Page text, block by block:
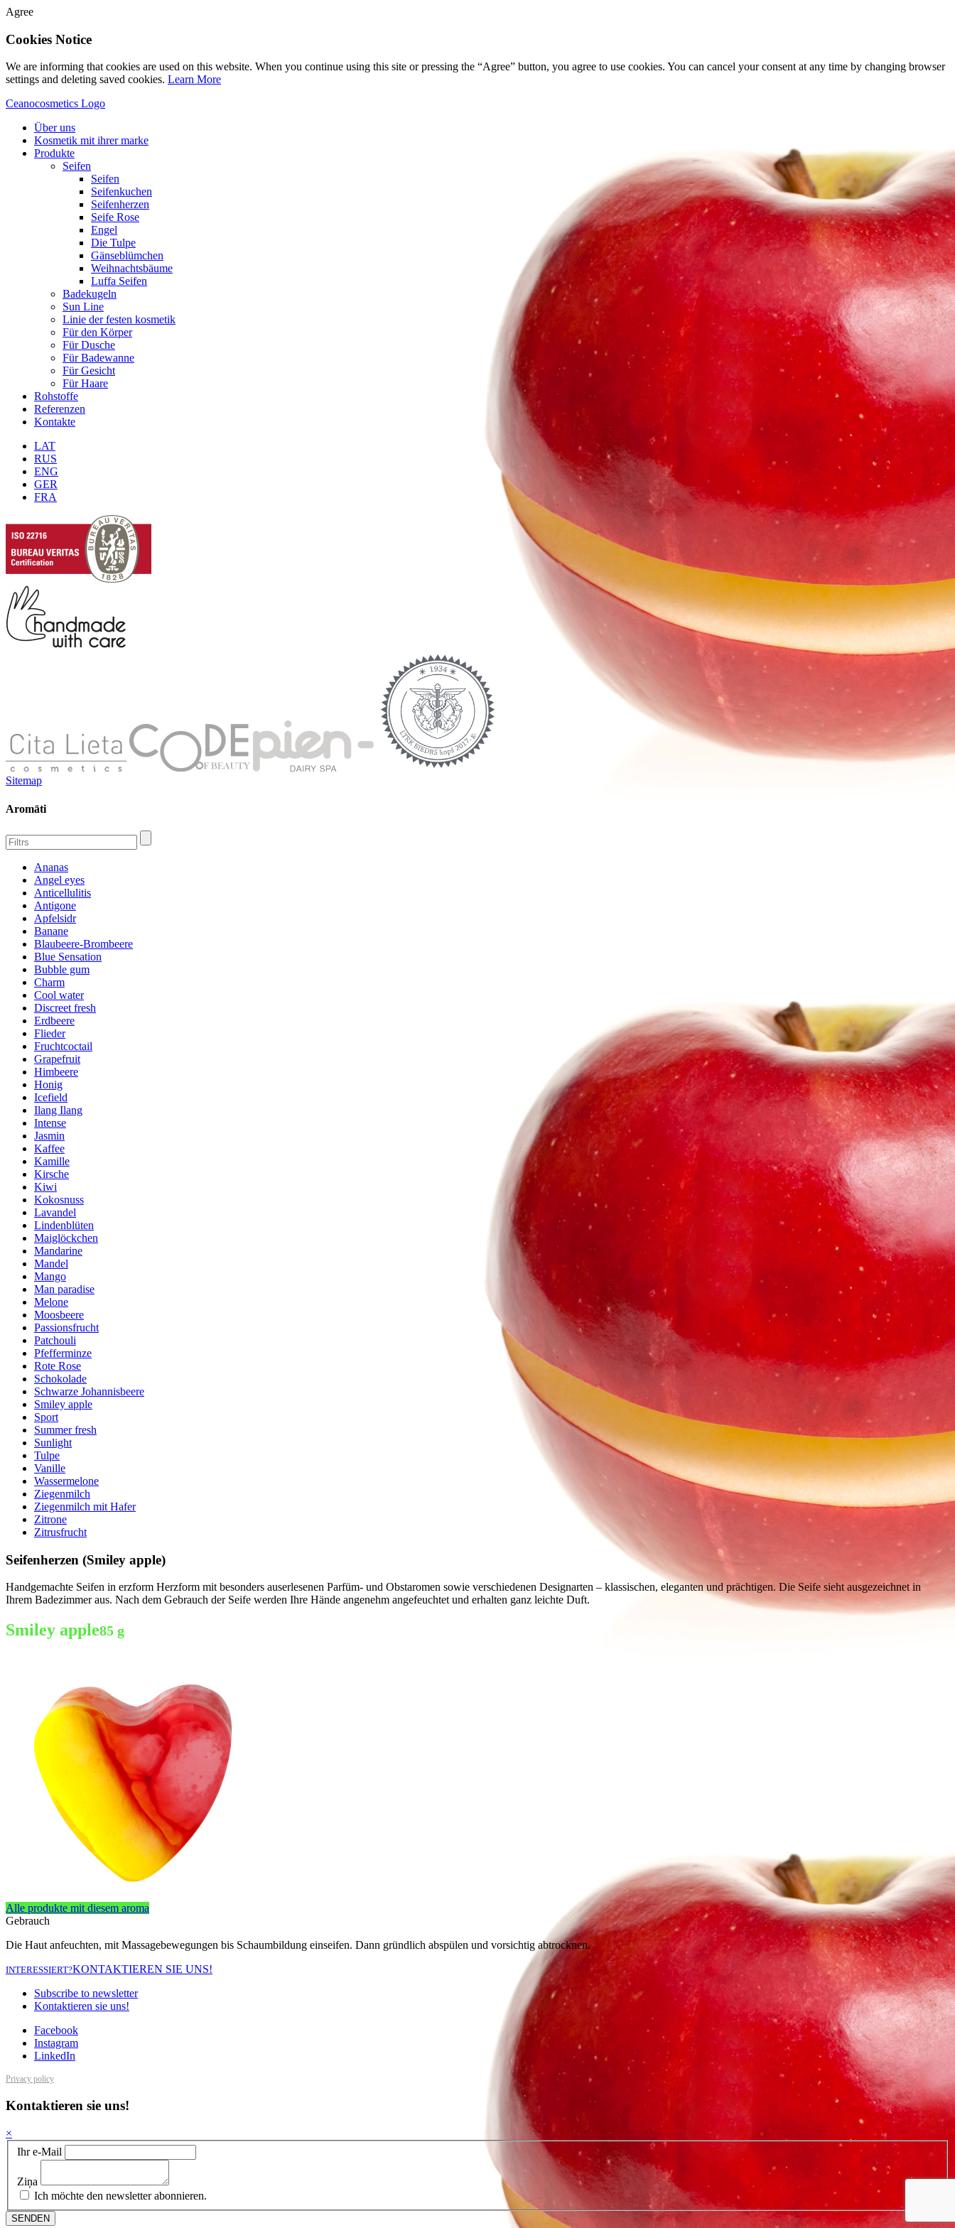
Agree
Cookies Notice
We are informing that cookies are used on this website. When you continue using this site or pressing the “Agree” button, you agree to use cookies. You can cancel your consent at any time by changing browser
settings and deleting saved cookies. Learn More
Ceanocosmetics Logo
Über uns
Kosmetik mit ihrer marke
Produkte
Seifen
Seifen
Seifenkuchen
Seifenherzen
Seife Rose
Engel
Die Tulpe
Gänseblümchen
Weihnachtsbäume
Luffa Seifen
Badekugeln
Sun Line
Linie der festen kosmetik
Für den Körper
Für Dusche
Für Badewanne
Für Gesicht
Für Haare
Rohstoffe
Referenzen
Kontakte
LAT
RUS
ENG
GER
FRA
Sitemap
Aromāti
Ananas
Angel eyes
Anticellulitis
Antigone
Apfelsidr
Banane
Blaubeere-Brombeere
Blue Sensation
Bubble gum
Charm
Cool water
Discreet fresh
Erdbeere
Flieder
Fruchtcoctail
Grapefruit
Himbeere
Honig
Icefield
Ilang Ilang
Intense
Jasmin
Kaffee
Kamille
Kirsche
Kiwi
Kokosnuss
Lavandel
Lindenblüten
Maiglöckchen
Mandarine
Mandel
Mango
Man paradise
Melone
Moosbeere
Passionsfrucht
Patchouli
Pfefferminze
Rote Rose
Schokolade
Schwarze Johannisbeere
Smiley apple
Sport
Summer fresh
Sunlight
Tulpe
Vanille
Wassermelone
Ziegenmilch
Ziegenmilch mit Hafer
Zitrone
Zitrusfrucht
Seifenherzen (Smiley apple)
Handgemachte Seifen in erzform Herzform mit besonders auserlesenen Parfüm- und Obstaromen sowie verschiedenen Designarten – klassischen, eleganten und prächtigen. Die Seife sieht ausgezeichnet in
Ihrem Badezimmer aus. Nach dem Gebrauch der Seife werden Ihre Hände angenehm angefeuchtet und erhalten ganz leichte Duft.
Smiley apple85 g
Alle produkte mit diesem aroma
Gebrauch
Die Haut anfeuchten, mit Massagebewegungen bis Schaumbildung einseifen. Dann gründlich abspülen und vorsichtig abtrocknen.
INTERESSIERT?KONTAKTIEREN SIE UNS!
Subscribe to newsletter
Kontaktieren sie uns!
Facebook
Instagram
LinkedIn
Privacy policy
Kontaktieren sie uns!
×
Ihr e-Mail
Ziņa
Ich möchte den newsletter abonnieren.